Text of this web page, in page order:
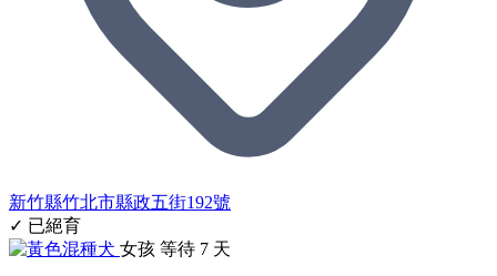
新竹縣竹北市縣政五街192號
✓ 已絕育
女孩 等待 7 天